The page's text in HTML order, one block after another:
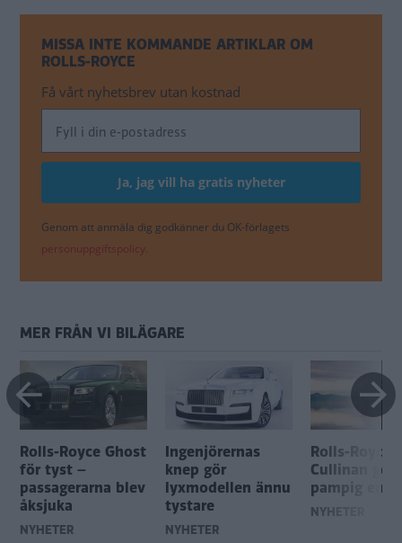
MISSA INTE KOMMANDE ARTIKLAR OM
ROLLS-ROYCE
Få vårt nyhetsbrev utan kostnad
Genom att anmäla dig godkänner du OK-förlagets
personuppgiftspolicy.
MER FRÅN VI BILÄGARE
Rolls-Royce Ghost
för tyst –
passagerarna blev
åksjuka
NYHETER
Ingenjörernas
knep gör
lyxmodellen ännu
tystare
NYHETER
Rolls-Royce
Cullinan gör
pampig
NYHETER